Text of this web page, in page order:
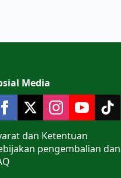
Media
dan Ketentuan
pengembalian